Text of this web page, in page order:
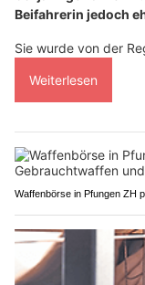
Beifahrerin jedoch
Sie wurde von der
Weiterlesen
Waffenbörse in Pfungen ZH